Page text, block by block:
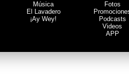
Música
El Lavadero
¡Ay Wey!
Fotos
Podcasts
Videos
APP